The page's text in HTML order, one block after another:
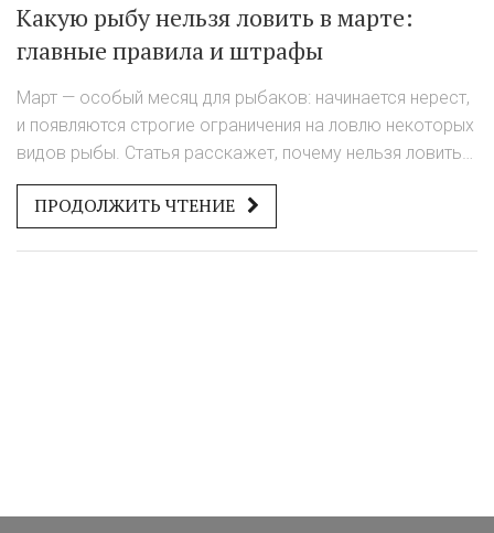
Какую рыбу нельзя ловить в марте:
главные правила и штрафы
Март — особый месяц для рыбаков: начинается нерест,
и появляются строгие ограничения на ловлю некоторых
видов рыбы. Статья расскажет, почему нельзя ловить
определённую рыбу в марте, какие виды попадают под
запрет, какие штрафы грозят нарушителям и как не
ПРОДОЛЖИТЬ ЧТЕНИЕ